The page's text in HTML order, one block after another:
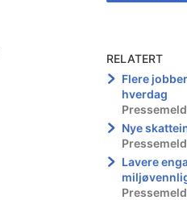
RELATERT
Flere
hverdag
Nye
Lavere